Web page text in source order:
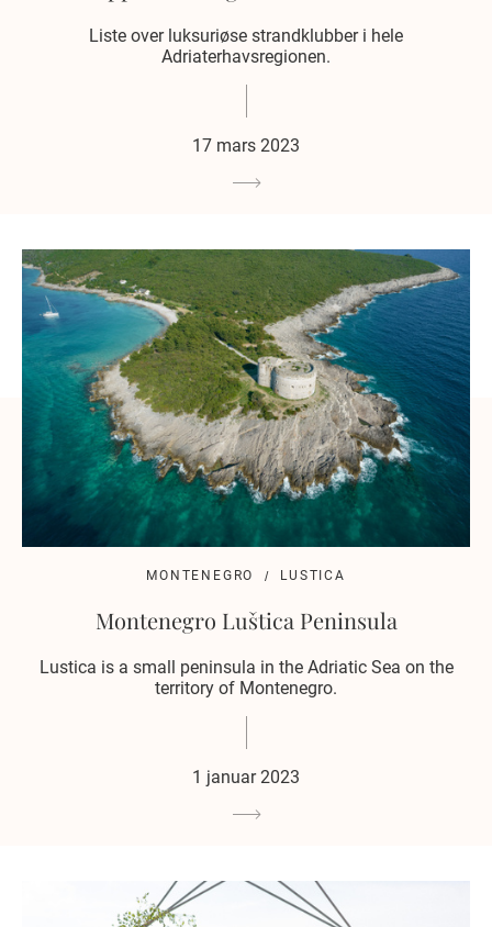
Liste over luksuriøse strandklubber i hele
Adriaterhavsregionen.
17 mars 2023
MONTENEGRO LUSTICA
Montenegro Luštica Peninsula
Lustica is a small peninsula in the Adriatic Sea on the
territory of Montenegro.
1 januar 2023